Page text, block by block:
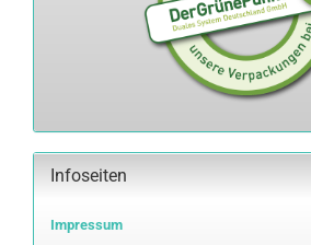
Infoseiten
Impressum